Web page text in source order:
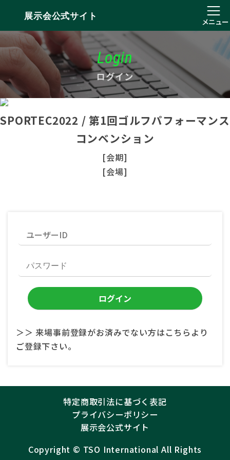
展示会公式サイト
メニュー
Login
ログイン
SPORTEC2022 / 第1回ゴルフパフォーマンス
コンベンション
[会期]
[会場]
＞＞ 来場事前登録がお済みでない方はこちらより
ご登録下さい。
特定商取引法に基づく表記
プライバシーポリシー
展示会公式サイト
Copyright ©︎ TSO International All Rights